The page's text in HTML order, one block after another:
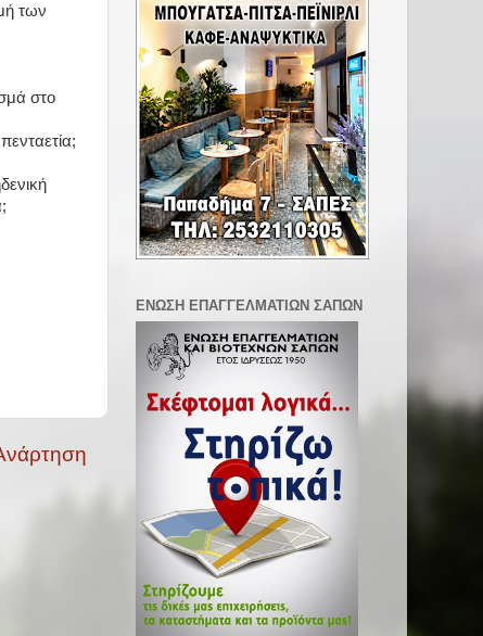
των
στο
ΕΝΩΣΗ ΕΠΑΓΓΕΛΜΑΤΙΩΝ ΣΑΠΩΝ